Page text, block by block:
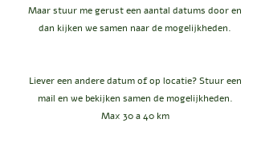
Maar stuur me gerust een aantal datums door en
dan kijken we samen naar de mogelijkheden.
Liever een andere datum of op locatie? Stuur een
mail en we bekijken samen de mogelijkheden.
Max 30 a 40 km